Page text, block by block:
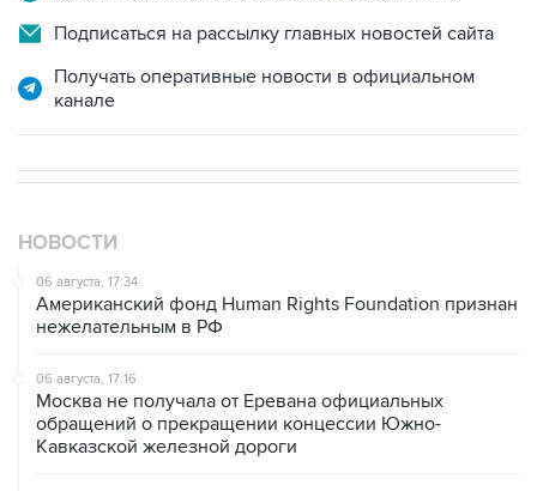
Подписаться на рассылку главных новостей сайта
Получать оперативные новости в официальном
канале
НОВОСТИ
06 августа, 17:34
Американский фонд Human Rights Foundation признан
нежелательным в РФ
06 августа, 17:16
Москва не получала от Еревана официальных
обращений о прекращении концессии Южно-
Кавказской железной дороги